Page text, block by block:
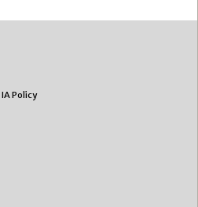
IA Policy